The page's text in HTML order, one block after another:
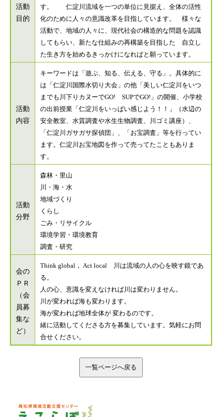
活動
目的
す。 仁淀川流域を一つの単位に見据え、全体の活性
化のために人々の意識改革を目指しています。 様々な
活動で、地域の人々に、現代社会の構造的な問題を認識
してもらい、新たな仕組みの再構築を目指した 自立し
た生き方を始めるきっかけになればと願っています。
活動
内容
キーワードは「遊ぶ、知る、伝える、守る」。具体的に
は「仁淀川国際水切り大会」の他「美しい仁淀川をいつ
までも川下りカヌーでGO! SUPでGO!」の開催、小学校
の出前授業「仁淀川をいっぱい感じよう！！」（水辺の
安全教室、水質調査や水生生物調査、川ゴミ講座）、
「仁淀川ガサガサ探偵団」、「お宝調査」等を行ってい
ます。仁淀川お宝地図を作って売ってたこともありま
す。
活動
分野
森林・里山
川・海・水
地域づくり
くらし
ごみ・リサイクル
環境学習・環境教育
調査・研究
会の
ＰＲ
（会
員募
集な
ど）
Think global， Act local 川は流域の人の心を映す鏡であ
る。
人の心、意識を変えなければ川は変わりません。
川が変われば海も変わります。
海が変われば地球全体が 変わるのです。
緒に活動してくださる方を募集しています。気軽にお問
合せください。